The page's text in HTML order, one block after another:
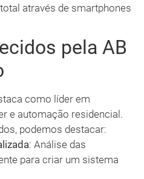
através de smartphones
pela AB
como líder em
e automação residencial.
podemos destacar:
: Análise das
para criar um sistema